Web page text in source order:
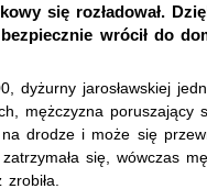
się rozładował.
wrócił do
dyżurny jarosławskiej
mężczyzna poruszający
drodze i może się
się, wówczas